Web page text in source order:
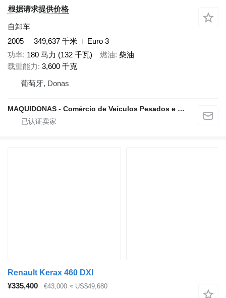
根据请求提供价格
自卸车
2005
349,637 千米
Euro 3
功率 180 马力 (132 千瓦) 燃油 柴油
载重能力 3,600 千克
葡萄牙, Donas
MAQUIDONAS - Comércio de Veículos Pesados e Ligeiros, Lda.
Renault Kerax 460 DXI
¥335,400
€43,000 ≈ US$49,680